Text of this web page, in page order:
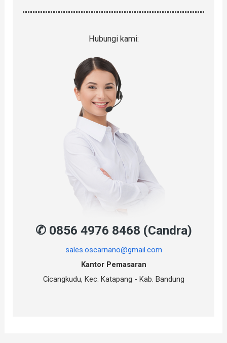
Hubungi kami:
✆ 0856 4976 8468 (Candra)
sales.oscarnano@gmail.com
Kantor Pemasaran
Cicangkudu, Kec. Katapang - Kab. Bandung